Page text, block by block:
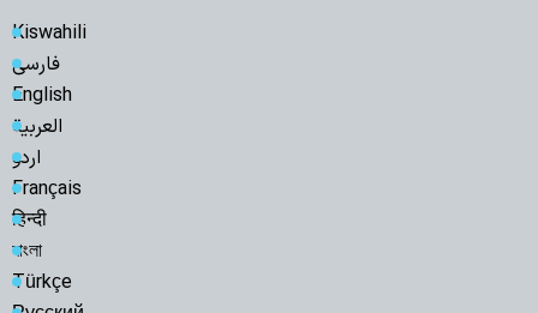
Kiswahili
فارسی
English
العربیة
اردو
Français
हिन्दी
বাংলা
Türkçe